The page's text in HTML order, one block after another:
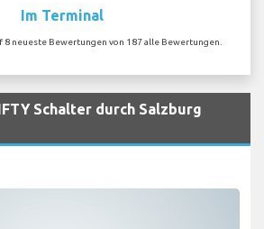
Im Terminal
neueste Bewertungen von 187 alle Bewertungen.
Schalter durch Salzburg